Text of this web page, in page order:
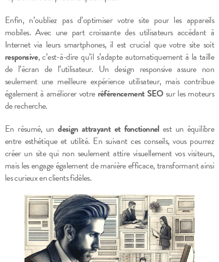
Enfin, n’oubliez pas d’optimiser votre site pour les appareils
mobiles. Avec une part croissante des utilisateurs accédant à
Internet via leurs smartphones, il est crucial que votre site soit
responsive, c’est-à-dire qu’il s’adapte automatiquement à la taille
de l’écran de l’utilisateur. Un design responsive assure non
seulement une meilleure expérience utilisateur, mais contribue
également à améliorer votre référencement SEOsur les moteurs
de recherche.
En résumé, undesign attrayant et fonctionnelest un équilibre
entre esthétique et utilité. En suivant ces conseils, vous pourrez
créer un site qui non seulement attire visuellement vos visiteurs,
mais les engage également de manière efficace, transformant ainsi
les curieux en clients fidèles.